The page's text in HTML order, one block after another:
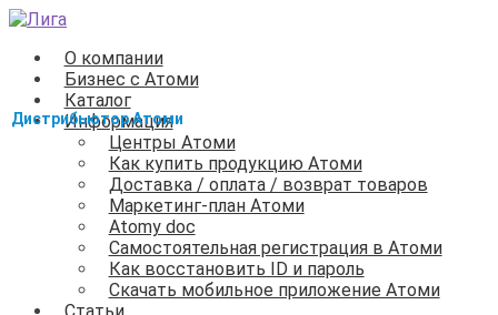
Перейти
навигации
Перейти
содержимому
О компании
Бизнес с Атоми
Каталог
Информация
Центры Атоми
Как купить продукцию Атоми
Доставка / оплата / возврат товаров
Маркетинг-план Атоми
Atomy doc
Самостоятельная регистрация в Атоми
Как восстановить ID и пароль
Скачать мобильное приложение Атоми